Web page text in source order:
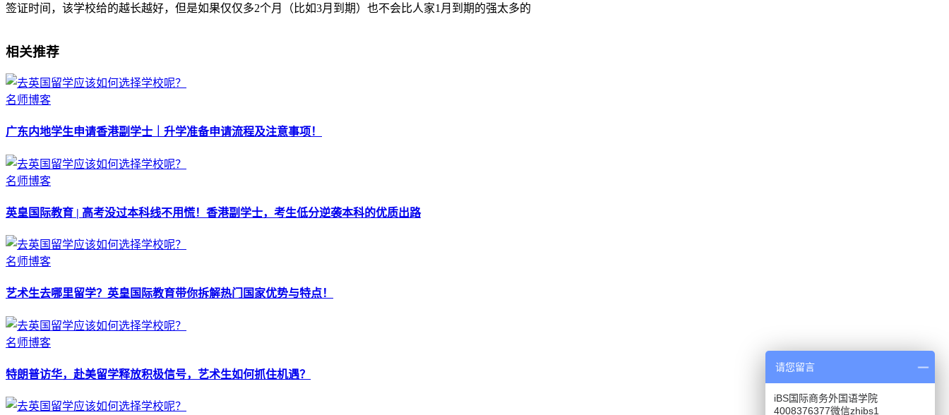
签证时间，该学校给的越长越好，但是如果仅仅多2个月（比如3月到期）也不会比人家1月到期的强太多的
相关推荐
名师博客
广东内地学生申请香港副学士｜升学准备申请流程及注意事项！
名师博客
英皇国际教育 | 高考没过本科线不用慌！香港副学士，考生低分逆袭本科的优质出路
名师博客
艺术生去哪里留学？英皇国际教育带你拆解热门国家优势与特点！
名师博客
特朗普访华，赴美留学释放积极信号，艺术生如何抓住机遇？
请您留言
iBS国际商务外国语学院
4008376377微信zhibs1